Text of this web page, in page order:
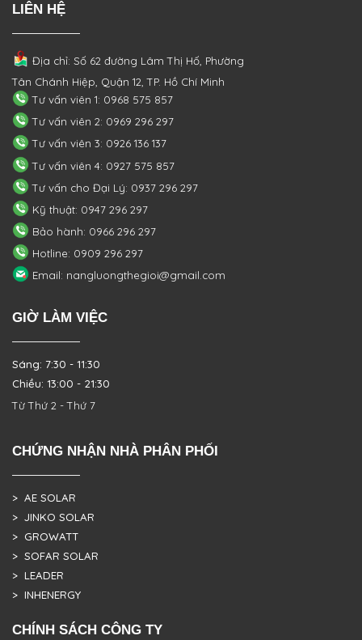
LIÊN HỆ
Địa chỉ: Số 62 đường Lâm Thị Hố, Phường
Tân Chánh Hiệp, Quận 12, TP. Hồ Chí Minh
Tư vấn viên 1: 0968 575 857
Tư vấn viên 2: 0969 296 297
Tư vấn viên 3: 0926 136 137
Tư vấn viên 4: 0927 575 857
Tư vấn cho Đại Lý: 0937 296 297
Kỹ thuật: 0947 296 297
Bảo hành: 0966 296 297
Hotline: 0909 296 297
Email: nangluongthegioi@gmail.com
GIỜ LÀM VIỆC
Sáng: 7:30 - 11:30
Chiều: 13:00 - 21:30
Từ Thứ 2 - Thứ 7
CHỨNG NHẬN NHÀ PHÂN PHỐI
> AE SOLAR
> JINKO SOLAR
> GROWATT
> SOFAR SOLAR
> LEADER
> INHENERGY
CHÍNH SÁCH CÔNG TY